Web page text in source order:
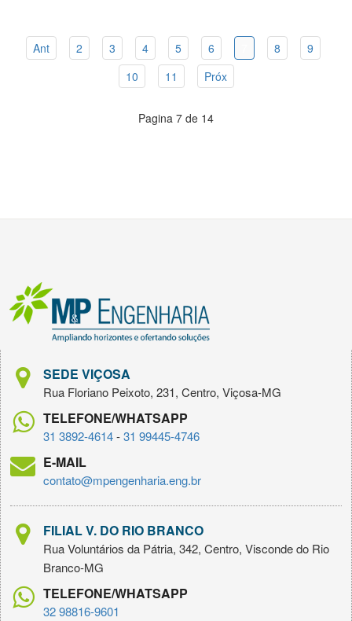
Ant 2 3 4 5 6 8
9
10
11 Próx
Pagina 7 de 14
SEDE VIÇOSA
Rua Floriano Peixoto, 231, Centro, Viçosa-MG
TELEFONE/WHATSAPP
31 3892-4614-31 99445-4746
E-MAIL
contato@mpengenharia.eng.br
FILIAL V. DO RIO BRANCO
Rua Voluntários da Pátria, 342, Centro, Visconde do Rio
Branco-MG
TELEFONE/WHATSAPP
32 98816-9601